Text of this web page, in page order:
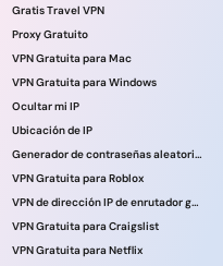
Gratis Travel VPN
Proxy Gratuito
VPN Gratuita para Mac
VPN Gratuita para Windows
Ocultar mi IP
Ubicación de IP
Generador de contraseñas aleatorias
VPN Gratuita para Roblox
VPN de dirección IP de enrutador gratuita
VPN Gratuita para Craigslist
VPN Gratuita para Netflix